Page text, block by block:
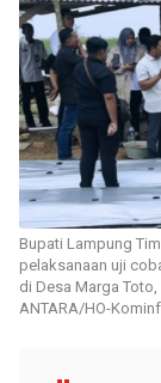
Bupati Lampung
pelaksanaan uji
di Desa Marga
ANTARA/HO-